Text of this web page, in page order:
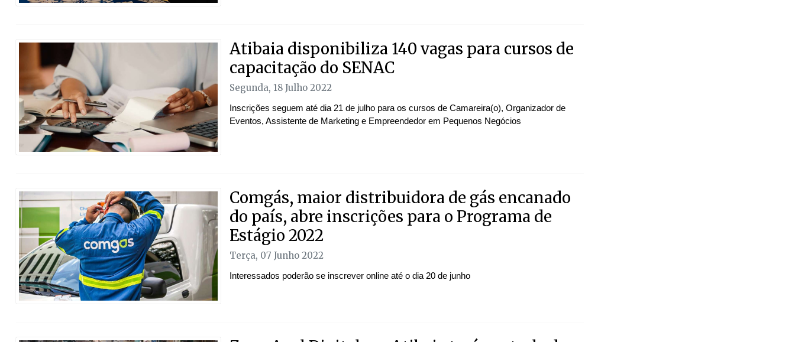
Atibaia disponibiliza 140 vagas para cursos de
capacitação do SENAC
Segunda, 18 Julho 2022
Inscrições seguem até dia 21 de julho para os cursos de Camareira(o), Organizador de
Eventos, Assistente de Marketing e Empreendedor em Pequenos Negócios
Comgás, maior distribuidora de gás encanado
do país, abre inscrições para o Programa de
Estágio 2022
Terça, 07 Junho 2022
Interessados poderão se inscrever online até o dia 20 de junho